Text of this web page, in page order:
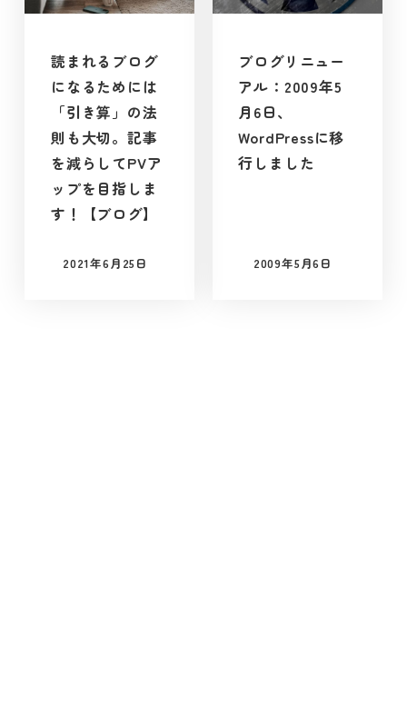
読まれるブログ
になるためには
「引き算」の法
則も大切。記事
を減らしてPVア
ップを目指しま
す！【ブログ】
投稿日
2021年6月25日
ブログリニュー
アル：2009年5
月6日、
WordPressに移
行しました
投稿日
2009年5月6日